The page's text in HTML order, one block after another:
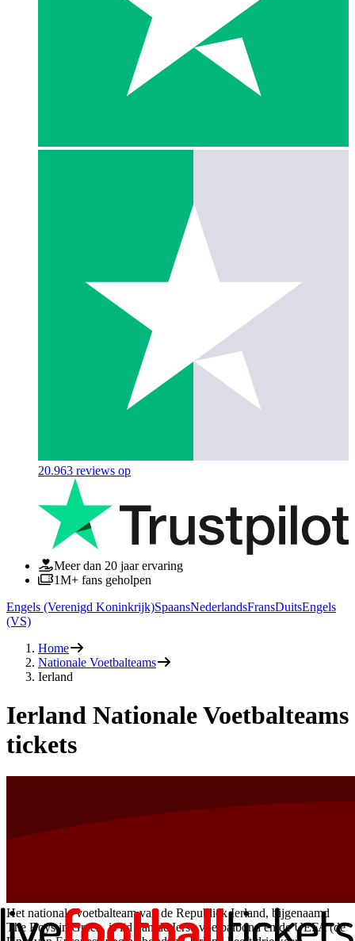
20.963 reviews op
Meer dan 20 jaar ervaring
1M+ fans geholpen
Engels (Verenigd Koninkrijk)SpaansNederlandsFransDuitsEngels
(VS)
Home
Nationale Voetbalteams
Ierland
Ierland Nationale Voetbalteams
tickets
Het nationale voetbalteam van de Republiek Ierland, bijgenaamd
The Boys in Green, is lid van de Ierse voetbalbond en de UEFA (de